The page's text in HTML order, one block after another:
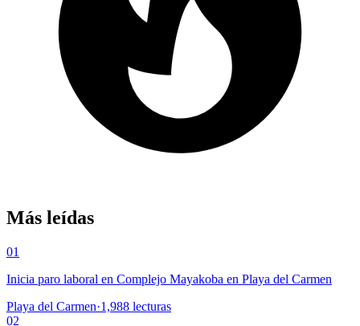
Más leídas
01
Inicia paro laboral en Complejo Mayakoba en Playa del Carmen
Playa del Carmen·1,988 lecturas
02